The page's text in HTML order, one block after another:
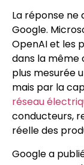
La réponse
Google.
OpenAI et les
dans la même
plus mesurée
mais par la
réseau
conducteurs,
réelle des
Google a